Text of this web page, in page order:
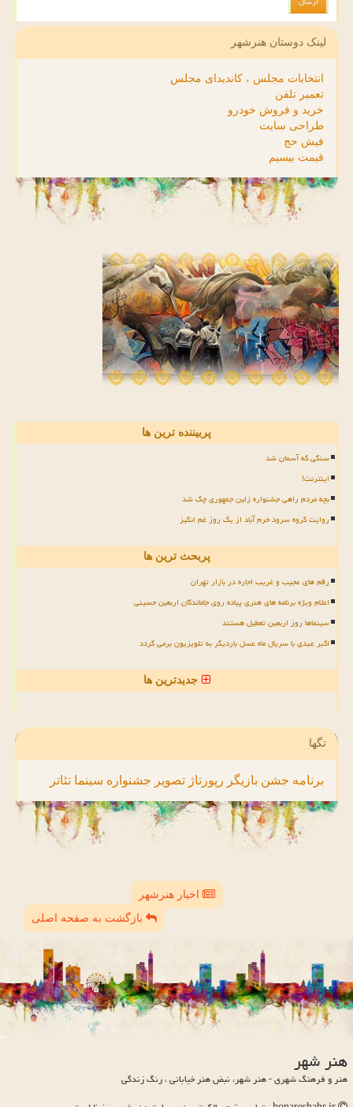
لینک دوستان هنرشهر
انتخابات مجلس ، کاندیدای مجلس
تعمیر تلفن
خرید و فروش خودرو
طراحی سایت
فیش حج
قیمت بیسیم
پربیننده ترین ها
سنگی که آسمان شد
اینترنت!
بچه مردم راهی جشنواره زلین جمهوری چک شد
روایت گروه سرود خرم آباد از یک روز غم انگیز
پربحث ترین ها
رقم های عجیب و غریب اجاره در بازار تهران
اعلام ویژه برنامه های هنری پیاده روی جاماندگان اربعین حسینی
سینماها روز اربعین تعطیل هستند
اکبر عبدی با سریال ماه عسل باردیگر به تلویزیون برمی گردد
جدیدترین ها
تگها
برنامه جشن بازیگر رپورتاژ تصویر جشنواره سینما تئاتر
اخبار هنرشهر
بازگشت به صفحه اصلی
هنر شهر
هنر و فرهنگ شهری - هنر شهر، نبض هنر خیابانی ، رنگ زندگی